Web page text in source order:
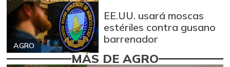
AGRO
EE.UU. usará moscas
estériles contra gusano
barrenador
MÁS DE AGRO